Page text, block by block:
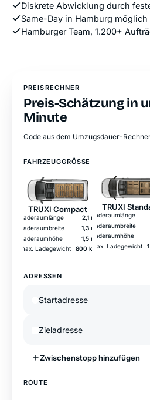
Diskrete Abwicklung durch
Same-Day in Hamburg möglich
Hamburger Team, 1.200+
PREISRECHNER
Preis-Schätzung in
Minute
Code aus dem Umzugsdauer-
FAHRZEUGGRÖSSE
TRUXI Compact
Laderaumlänge
2,1 m
Laderaumbreite
1,3 m
Laderaumhöhe
1,5 m
max. Ladegewicht
800 kg
TRUXI
Laderaumlänge
Laderaumbreite
Laderaumhöhe
max. Ladegewicht
ADRESSEN
Zwischenstopp hinzufügen
ROUTE